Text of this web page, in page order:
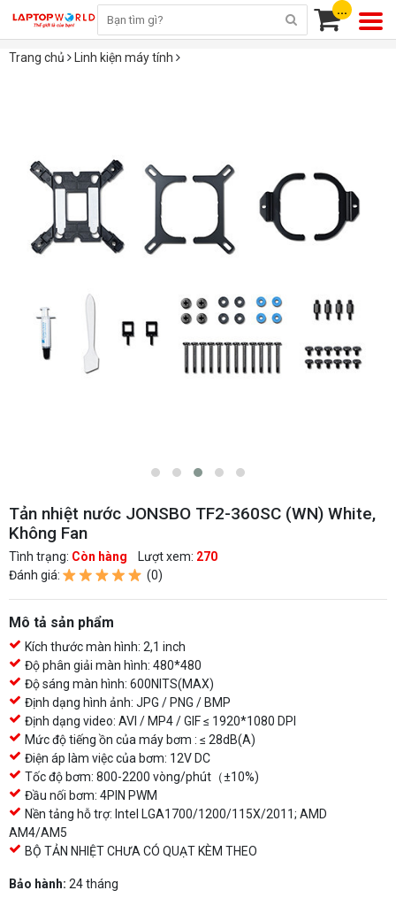
...
Trang chủ Linh kiện máy tính
Tản nhiệt nước JONSBO TF2-360SC (WN) White,
Không Fan
Tình trạng: Còn hàng Lượt xem: 270
Đánh giá:
(0)
Mô tả sản phẩm
Kích thước màn hình: 2,1 inch
Độ phân giải màn hình: 480*480
Độ sáng màn hình: 600NITS(MAX)
Định dạng hình ảnh: JPG / PNG / BMP
Định dạng video: AVI / MP4 / GIF ≤ 1920*1080 DPI
Mức độ tiếng ồn của máy bơm : ≤ 28dB(A)
Điện áp làm việc của bơm: 12V DC
Tốc độ bơm: 800-2200 vòng/phút（±10%)
Đầu nối bơm: 4PIN PWM
Nền tảng hỗ trợ: Intel LGA1700/1200/115X/2011; AMD
AM4/AM5
BỘ TẢN NHIỆT CHƯA CÓ QUẠT KÈM THEO
Bảo hành: 24 tháng